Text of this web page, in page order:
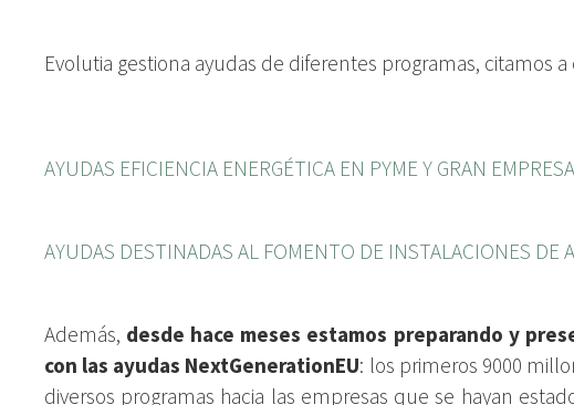
Evolutia gestiona ayudas de diferentes programas, citamos
AYUDAS EFICIENCIA ENERGÉTICA EN PYME Y GRAN
AYUDAS DESTINADAS AL FOMENTO DE INSTALACIONES DE
Además, desde hace meses estamos preparando y
con las ayudas NextGenerationEU: los primeros 9000
diversos programas hacia las empresas que se hayan